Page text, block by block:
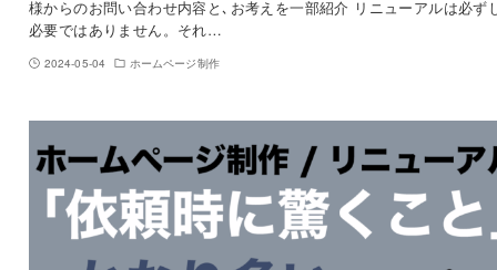
様からのお問い合わせ内容と､お考えを一部紹介 リニューアルは必ず
必要ではありません。それ…
2024-05-04 ホームページ制作